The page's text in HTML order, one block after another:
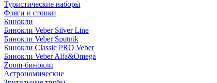
Туристические наборы
Фляги и стопки
Бинокли
Бинокли Veber Silver Line
Бинокли Veber Sputnik
Бинокли Classic PRO Veber
Бинокли Veber Alfa&Omega
Zoom-бинокли
Астрономические